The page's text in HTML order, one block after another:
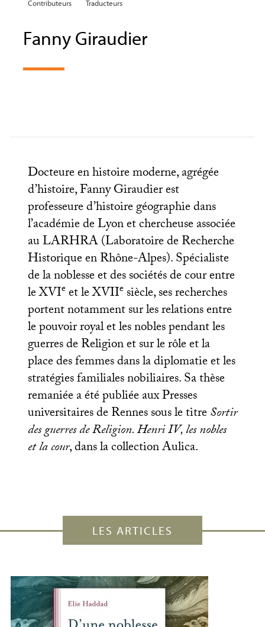
Contributeurs Traducteurs
Fanny Giraudier
Docteure en histoire moderne, agrégée
d’histoire, Fanny Giraudier est
professeure d’histoire géographie dans
l’académie de Lyon et chercheuse associée
auLARHRA(Laboratoire de Recherche
Historique en Rhône-Alpes). Spécialiste
de la noblesse et des sociétés de cour entre
leXVIeet leXVIIesiècle, ses recherches
portent notamment sur les relations entre
le pouvoir royal et les nobles pendant les
guerres de Religion et sur le rôle et la
place des femmes dans la diplomatie et les
stratégies familiales nobiliaires. Sa thèse
remaniée a été publiée aux Presses
universitaires de Rennes sous le titreSortir
des guerres de Religion. HenriIV, les nobles
et la cour, dans la collection Aulica.
LES ARTICLES